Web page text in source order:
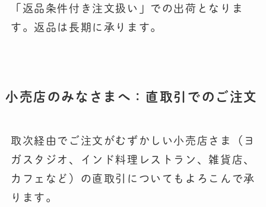
「返品条件付き注文扱い」での出荷となりま
す。返品は長期に承ります。
小売店のみなさまへ：直取引でのご注文
取次経由でご注文がむずかしい小売店さま（ヨ
ガスタジオ、インド料理レストラン、雑貨店、
カフェなど）の直取引についてもよろこんで承
ります。